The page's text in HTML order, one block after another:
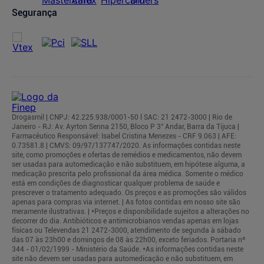
Segurança
Drogasmil | CNPJ: 42.225.938/0001-50 l SAC: 21 2472-3000 | Rio de
Janeiro - RJ: Av. Ayrton Senna 2150, Bloco P 3° Andar, Barra da Tijuca |
Farmacêutico Responsável: Isabel Cristina Menezes - CRF 9.063 | AFE:
0.73581.8 | CMVS: 09/97/137747/2020. As informações contidas neste
site, como promoções e ofertas de remédios e medicamentos, não devem
ser usadas para automedicação e não substituem, em hipótese alguma, a
medicação prescrita pelo profissional da área médica. Somente o médico
está em condições de diagnosticar qualquer problema de saúde e
prescrever o tratamento adequado. Os preços e as promoções são válidos
apenas para compras via internet. | As fotos contidas em nosso site são
meramente ilustrativas. | *Preços e disponibilidade sujeitos a alterações no
decorrer do dia. Antibióticos e antimicrobianos vendas apenas em lojas
físicas ou Televendas 21 2472-3000, atendimento de segunda à sábado
das 07 às 23h00 e domingos de 08 às 22h00, exceto feriados. Portaria nº
344 - 01/02/1999 - Ministério da Saúde. *As informações contidas neste
site não devem ser usadas para automedicação e não substituem, em